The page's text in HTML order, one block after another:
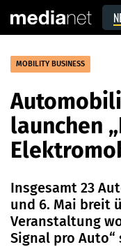
MOBILITY BUSINESS
launchen
Insgesamt 23
und 6. Mai breit
Veranstaltung
Signal pro Auto“